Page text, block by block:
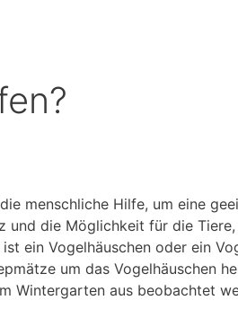
menschliche Hilfe, um eine
und die Möglichkeit für die
ein Vogelhäuschen oder ein
um das Vogelhäuschen
Wintergarten aus beobachtet